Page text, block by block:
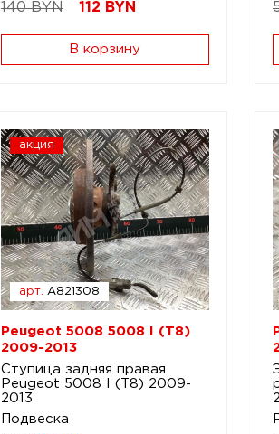
140 BYN 112 BYN
В корзину
акция
арт. A821308
Peugeot 5008 5008 I (T8)
2009-2013
Ступица задняя правая
Peugeot 5008 I (T8) 2009-
2013
Подвеска